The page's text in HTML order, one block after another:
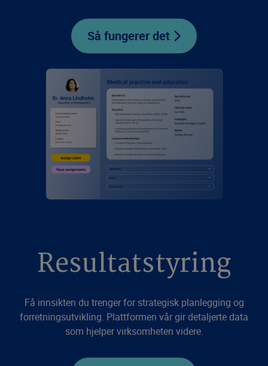
Så fungerer det
Resultatstyring
Få innsikten du trenger for strategisk planlegging og
forretningsutvikling. Plattformen vår gir detaljerte data
som hjelper virksomheten videre.